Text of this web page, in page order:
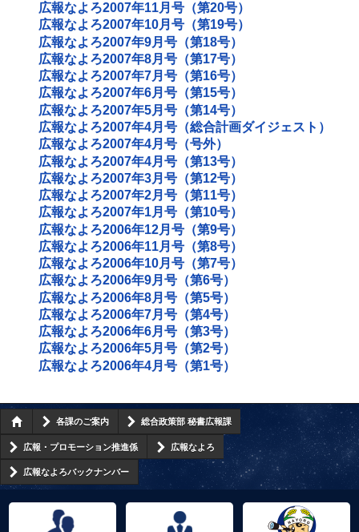
広報なよろ2007年11月号（第20号）
広報なよろ2007年10月号（第19号）
広報なよろ2007年9月号（第18号）
広報なよろ2007年8月号（第17号）
広報なよろ2007年7月号（第16号）
広報なよろ2007年6月号（第15号）
広報なよろ2007年5月号（第14号）
広報なよろ2007年4月号（総合計画ダイジェスト）
広報なよろ2007年4月号（号外）
広報なよろ2007年4月号（第13号）
広報なよろ2007年3月号（第12号）
広報なよろ2007年2月号（第11号）
広報なよろ2007年1月号（第10号）
広報なよろ2006年12月号（第9号）
広報なよろ2006年11月号（第8号）
広報なよろ2006年10月号（第7号）
広報なよろ2006年9月号（第6号）
広報なよろ2006年8月号（第5号）
広報なよろ2006年7月号（第4号）
広報なよろ2006年6月号（第3号）
広報なよろ2006年5月号（第2号）
広報なよろ2006年4月号（第1号）
各課のご案内 総合政策部 秘書広報課
広報・プロモーション推進係 広報なよろ
広報なよろバックナンバー